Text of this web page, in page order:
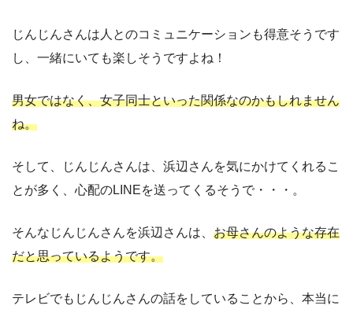
じんじんさんは人とのコミュニケーションも得意そうです
し、一緒にいても楽しそうですよね！
男女ではなく、女子同士といった関係なのかもしれません
ね。
そして、じんじんさんは、浜辺さんを気にかけてくれるこ
とが多く、心配のLINEを送ってくるそうで・・・。
そんなじんじんさんを浜辺さんは、 お母さんのような存在
だと思っているようです。
テレビでもじんじんさんの話をしていることから、本当に